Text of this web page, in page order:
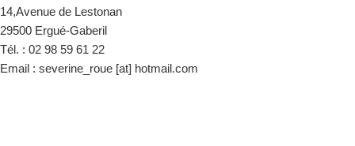
14,Avenue de Lestonan
29500 Ergué-Gaberil
Tél. : 02 98 59 61 22
Email : severine_roue [at] hotmail.com